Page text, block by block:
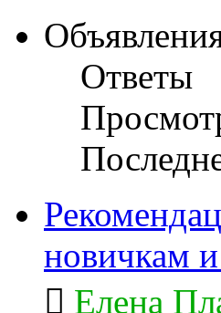
Ответы
новичкам
Елена